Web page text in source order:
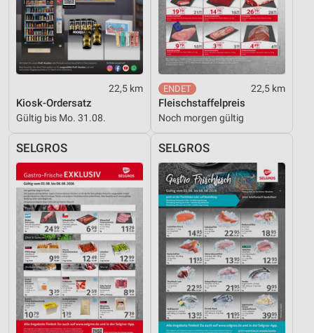
22,5 km
Kiosk-Ordersatz
Gültig bis Mo. 31.08.
22,5 km
Fleischstaffelpreis
Noch morgen gültig
SELGROS SELGROS